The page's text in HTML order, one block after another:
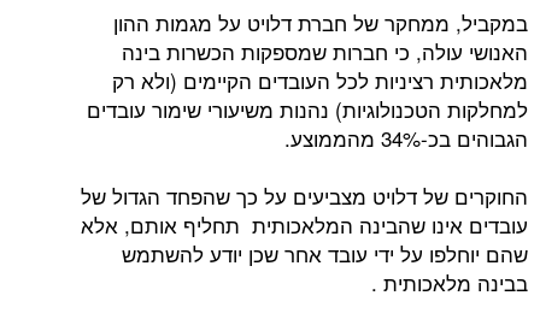
במקביל, ממחקר של חברת דלויט על מגמות ההון
האנושי עולה, כי חברות שמספקות הכשרות בינה
מלאכותית רציניות לכל העובדים הקיימים (ולא רק
למחלקות הטכנולוגיות) נהנות משיעורי שימור עובדים
הגבוהים בכ-34% מהממוצע.
החוקרים של דלויט מצביעים על כך שהפחד הגדול של
עובדים אינו שהבינה המלאכותית תחליף אותם, אלא
שהם יוחלפו על ידי עובד אחר שכן יודע להשתמש
בבינה מלאכותית .